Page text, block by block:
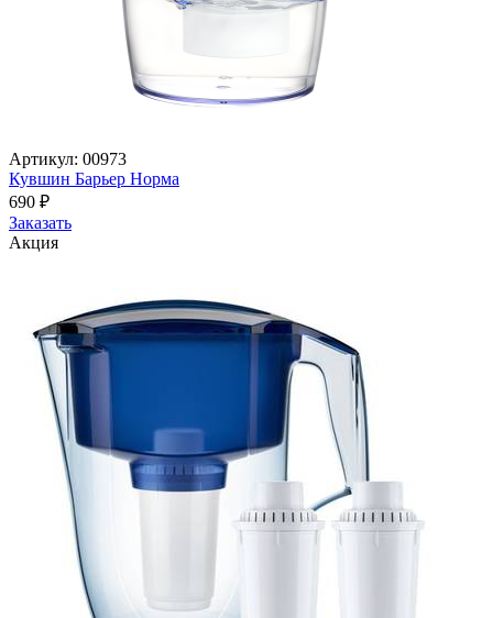
Артикул: 00973
Кувшин Барьер Норма
690 ₽
Заказать
Акция